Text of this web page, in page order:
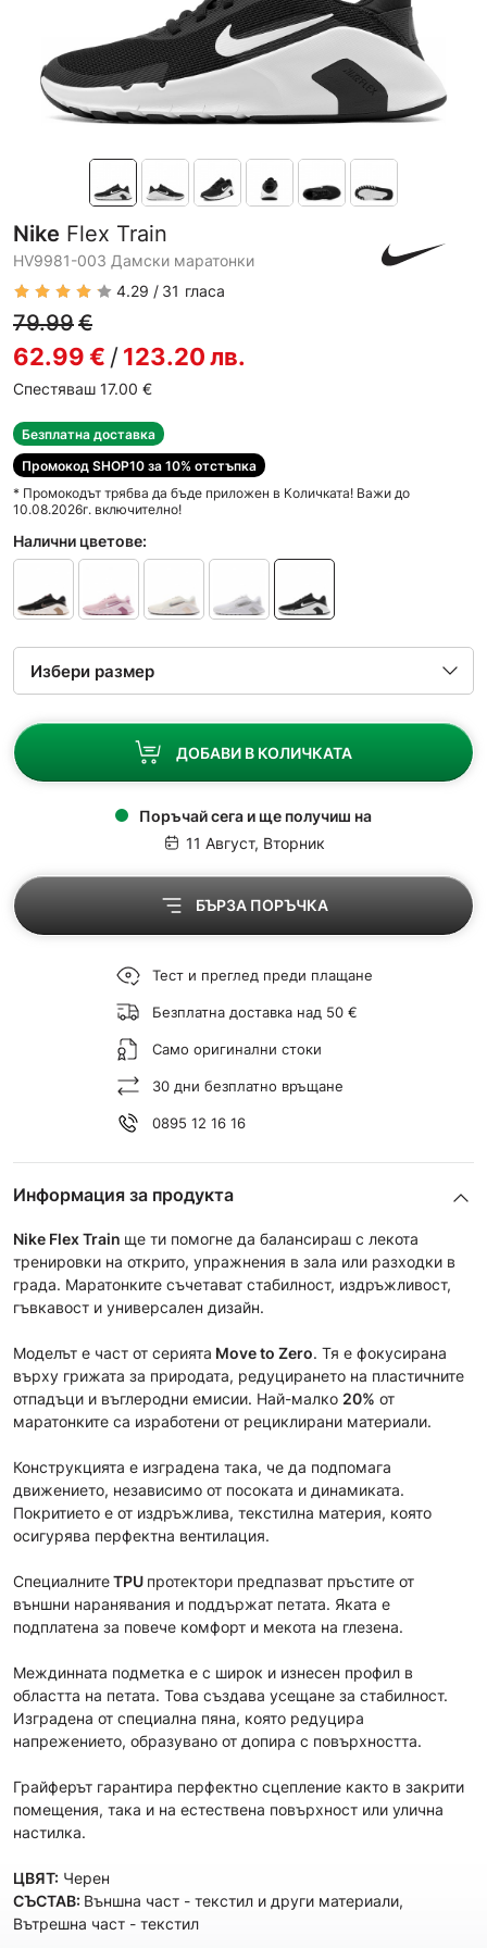
Nike Flex Train
HV9981-003 Дамски маратонки
4.29
31 гласа
79.99€
62.99€ /123.20лв.
Спестяваш 17.00 €
Безплатна доставка
Промокод SHOP10 за 10% отстъпка
* Промокодът трябва да бъде приложен в Количката! Важи до
10.08.2026г. включително!
Налични цветове:
ДОБАВИ В КОЛИЧКАТА
Поръчай сега и ще получиш на
11 Август, Вторник
БЪРЗА ПОРЪЧКА
Тест и преглед преди плащане
Безплатна доставка над 50 €
Само оригинални стоки
30 дни безплатно връщане
0895 12 16 16
Информация за продукта
Nike Flex Train ще ти помогне да балансираш с лекота
тренировки на открито, упражнения в зала или разходки в
града. Маратонките съчетават стабилност, издръжливост,
гъвкавост и универсален дизайн.
Моделът е част от сериятa Move to Zero. Тя е фокусирана
върху грижата за природата, редуцирането на пластичните
отпадъци и въглеродни емисии. Най-малко 20% от
маратонките са изработени от рециклирани материали.
Конструкцията е изградена така, че да подпомага
движението, независимо от посоката и динамиката.
Покритието е от издръжлива, текстилна материя, която
осигурява перфектна вентилация.
СпециалнитеTPU протектори предпазват пръстите от
външни наранявания и поддържат петата. Яката е
подплатена за повече комфорт и мекота на глезена.
Междинната подметка е с широк и изнесен профил в
областта на петата. Това създава усещане за стабилност.
Изградена от специална пяна, която редуцира
напрежението, образувано от допира с повърхността.
Грайферът гарантира перфектно сцепление както в закрити
помещения, така и на естествена повърхност или улична
настилка.
ЦВЯТ: Черен
СЪСТАВ: Външна част - текстил и други материали,
Вътрешна част - текстил